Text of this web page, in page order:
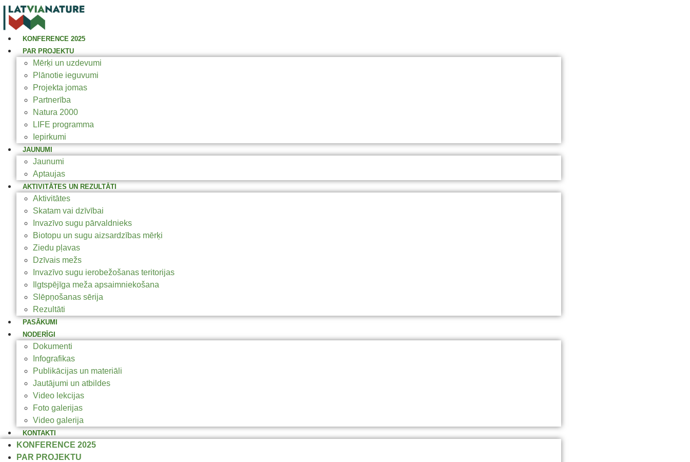
KONFERENCE 2025
PAR PROJEKTU
Mērķi un uzdevumi
Plānotie ieguvumi
Projekta jomas
Partnerība
Natura 2000
LIFE programma
Iepirkumi
JAUNUMI
Jaunumi
Aptaujas
AKTIVITĀTES UN REZULTĀTI
Aktivitātes
Skatam vai dzīvībai
Invazīvo sugu pārvaldnieks
Biotopu un sugu aizsardzības mērķi
Ziedu pļavas
Dzīvais mežs
Invazīvo sugu ierobežošanas teritorijas
Ilgtspējīga meža apsaimniekošana
Slēpņošanas sērija
Rezultāti
PASĀKUMI
NODERĪGI
Dokumenti
Infografikas
Publikācijas un materiāli
Jautājumi un atbildes
Video lekcijas
Foto galerijas
Video galerija
KONTAKTI
KONFERENCE 2025
PAR PROJEKTU